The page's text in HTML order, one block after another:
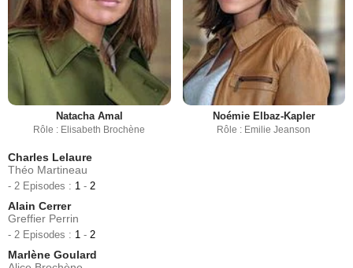
Natacha Amal
Rôle : Elisabeth Brochène
Noémie Elbaz-Kapler
Rôle : Emilie Jeanson
Charles Lelaure
Théo Martineau
- 2 Episodes : 1 - 2
Alain Cerrer
Greffier Perrin
- 2 Episodes : 1 - 2
Marlène Goulard